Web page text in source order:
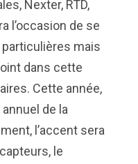
Nexter, RTD,
l’occasion de se
mais
dans cette
Cette année,
de la
l’accent sera
le